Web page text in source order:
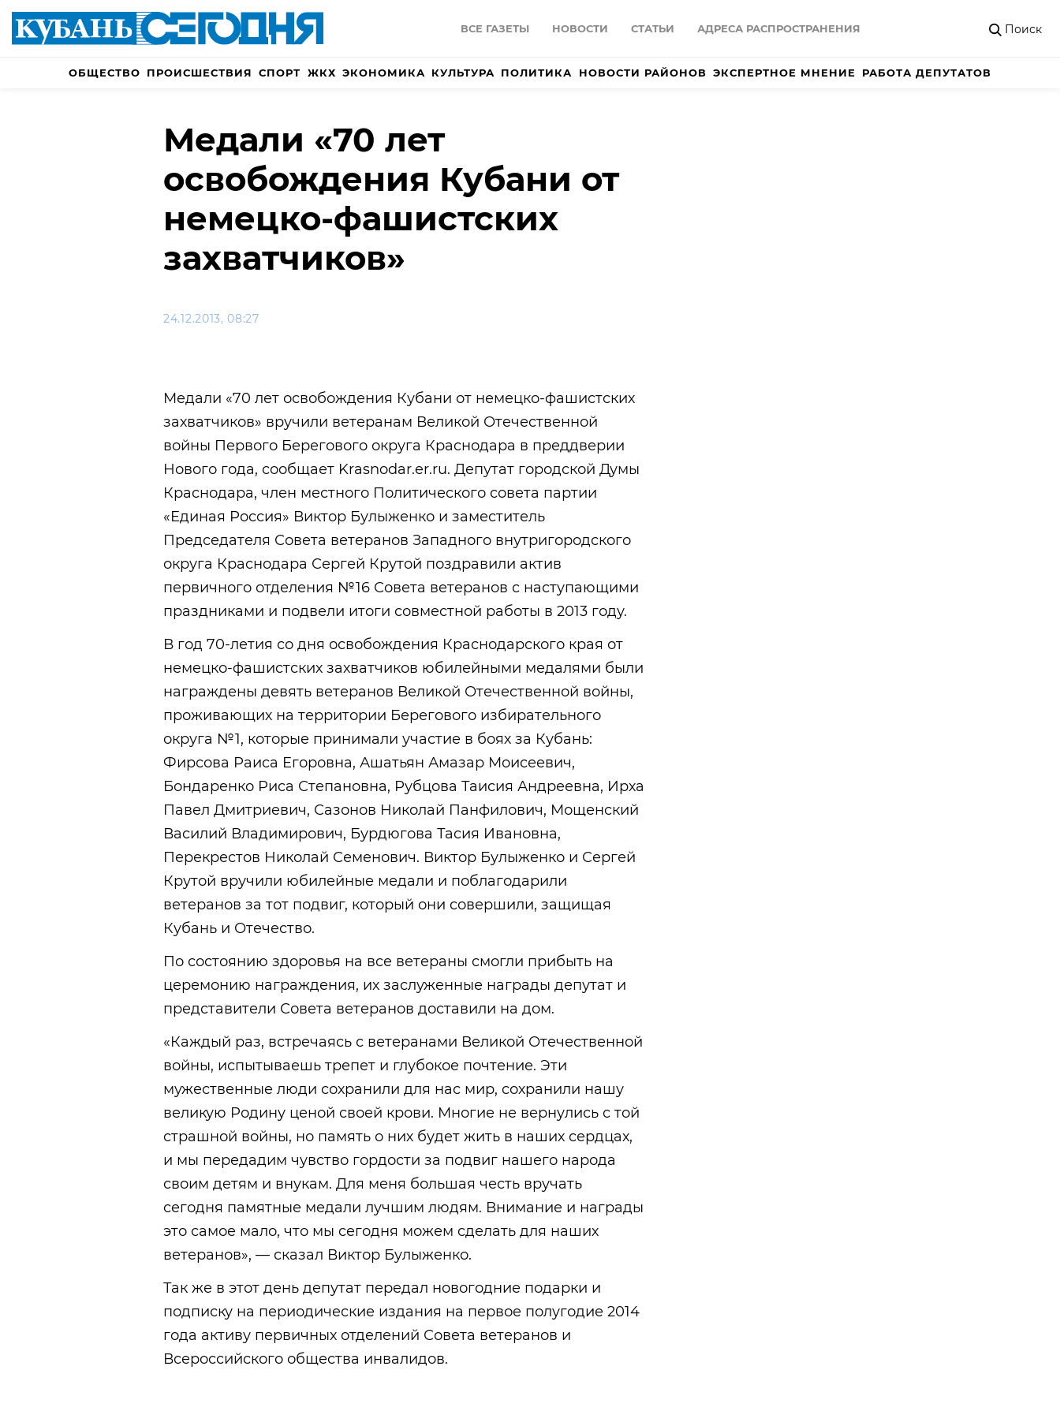
ВСЕ ГАЗЕТЫ НОВОСТИ СТАТЬИ АДРЕСА РАСПРОСТРАНЕНИЯ Поиск
ОБЩЕСТВО ПРОИСШЕСТВИЯ СПОРТ ЖКХ ЭКОНОМИКА КУЛЬТУРА ПОЛИТИКА НОВОСТИ РАЙОНОВ ЭКСПЕРТНОЕ МНЕНИЕ РАБОТА ДЕПУТАТОВ
Медали «70 лет
освобождения Кубани от
немецко-фашистских
захватчиков»
24.12.2013, 08:27
Медали «70 лет освобождения Кубани от немецко-фашистских
захватчиков» вручили ветеранам Великой Отечественной
войны Первого Берегового округа Краснодара в преддверии
Нового года, сообщает Krasnodar.er.ru. Депутат городской Думы
Краснодара, член местного Политического совета партии
«Единая Россия» Виктор Булыженко и заместитель
Председателя Совета ветеранов Западного внутригородского
округа Краснодара Сергей Крутой поздравили актив
первичного отделения №16 Совета ветеранов с наступающими
праздниками и подвели итоги совместной работы в 2013 году.
В год 70-летия со дня освобождения Краснодарского края от
немецко-фашистских захватчиков юбилейными медалями были
награждены девять ветеранов Великой Отечественной войны,
проживающих на территории Берегового избирательного
округа №1, которые принимали участие в боях за Кубань:
Фирсова Раиса Егоровна, Ашатьян Амазар Моисеевич,
Бондаренко Риса Степановна, Рубцова Таисия Андреевна, Ирха
Павел Дмитриевич, Сазонов Николай Панфилович, Мощенский
Василий Владимирович, Бурдюгова Тасия Ивановна,
Перекрестов Николай Семенович. Виктор Булыженко и Сергей
Крутой вручили юбилейные медали и поблагодарили
ветеранов за тот подвиг, который они совершили, защищая
Кубань и Отечество.
По состоянию здоровья на все ветераны смогли прибыть на
церемонию награждения, их заслуженные награды депутат и
представители Совета ветеранов доставили на дом.
«Каждый раз, встречаясь с ветеранами Великой Отечественной
войны, испытываешь трепет и глубокое почтение. Эти
мужественные люди сохранили для нас мир, сохранили нашу
великую Родину ценой своей крови. Многие не вернулись с той
страшной войны, но память о них будет жить в наших сердцах,
и мы передадим чувство гордости за подвиг нашего народа
своим детям и внукам. Для меня большая честь вручать
сегодня памятные медали лучшим людям. Внимание и награды
это самое мало, что мы сегодня можем сделать для наших
ветеранов», — сказал Виктор Булыженко.
Так же в этот день депутат передал новогодние подарки и
подписку на периодические издания на первое полугодие 2014
года активу первичных отделений Совета ветеранов и
Всероссийского общества инвалидов.